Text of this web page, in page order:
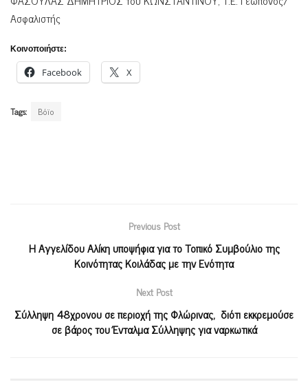
Ασφαλιστής
Κοινοποιήστε:
Facebook X
Tags: Βόϊο
Previous Post
Η Αγγελίδου Αλίκη υποψήφια για το Τοπικό Συμβούλιο της
Κοινότητας Κοιλάδας με την Ενότητα
Next Post
Σύλληψη 48χρονου σε περιοχή της Φλώρινας, διότι εκκρεμούσε
σε βάρος του Ένταλμα Σύλληψης για ναρκωτικά